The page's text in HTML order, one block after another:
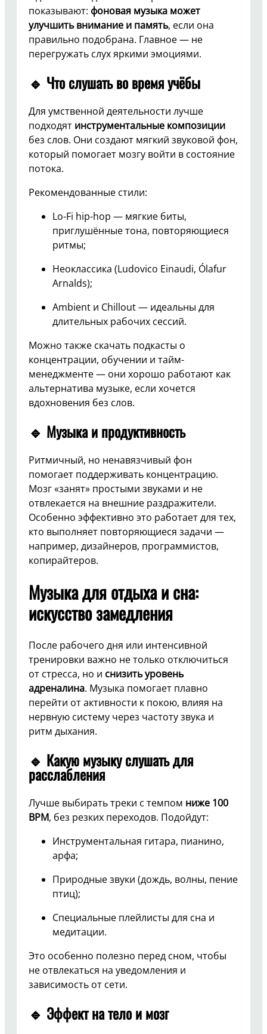
показывают: фоновая музыка может
улучшить внимание и память, если она
правильно подобрана. Главное — не
перегружать слух яркими эмоциями.
🔹 Что слушать во время учёбы
Для умственной деятельности лучше
подходят инструментальные композиции
без слов. Они создают мягкий звуковой фон,
который помогает мозгу войти в состояние
потока.
Рекомендованные стили:
Lo-Fi hip-hop — мягкие биты,
приглушённые тона, повторяющиеся
ритмы;
Неоклассика (Ludovico Einaudi, Ólafur
Arnalds);
Ambient и Chillout — идеальны для
длительных рабочих сессий.
Можно также скачать подкасты о
концентрации, обучении и тайм-
менеджменте — они хорошо работают как
альтернатива музыке, если хочется
вдохновения без слов.
🔹 Музыка и продуктивность
Ритмичный, но ненавязчивый фон
помогает поддерживать концентрацию.
Мозг «занят» простыми звуками и не
отвлекается на внешние раздражители.
Особенно эффективно это работает для тех,
кто выполняет повторяющиеся задачи —
например, дизайнеров, программистов,
копирайтеров.
Музыка для отдыха и сна:
искусство замедления
После рабочего дня или интенсивной
тренировки важно не только отключиться
от стресса, но и снизить уровень
адреналина. Музыка помогает плавно
перейти от активности к покою, влияя на
нервную систему через частоту звука и
ритм дыхания.
🔹 Какую музыку слушать для
расслабления
Лучше выбирать треки с темпом ниже 100
BPM, без резких переходов. Подойдут:
Инструментальная гитара, пианино,
арфа;
Природные звуки (дождь, волны, пение
птиц);
Специальные плейлисты для сна и
медитации.
Это особенно полезно перед сном, чтобы
не отвлекаться на уведомления и
зависимость от сети.
🔹 Эффект на тело и мозг